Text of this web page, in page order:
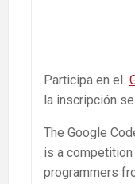
Participa en el
la inscripción
The Google
is a
programmers